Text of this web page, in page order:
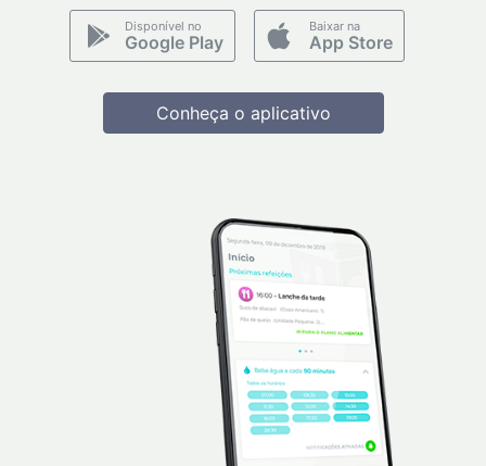
Disponível no
Google Play
Baixar na
App Store
Conheça o aplicativo